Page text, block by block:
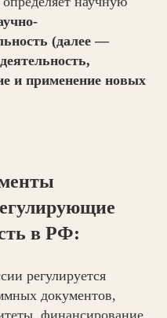
(далее —
и применение новых
в РФ:
регулируется
документов,
финансирование